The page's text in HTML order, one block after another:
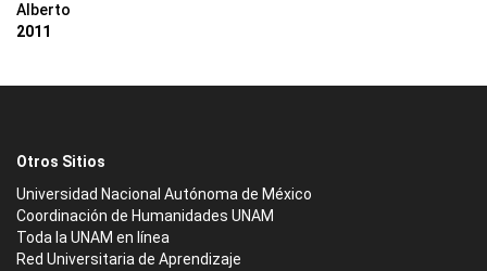
Alberto
2011
Otros Sitios
Universidad Nacional Autónoma de México
Coordinación de Humanidades UNAM
Toda la UNAM en línea
Red Universitaria de Aprendizaje